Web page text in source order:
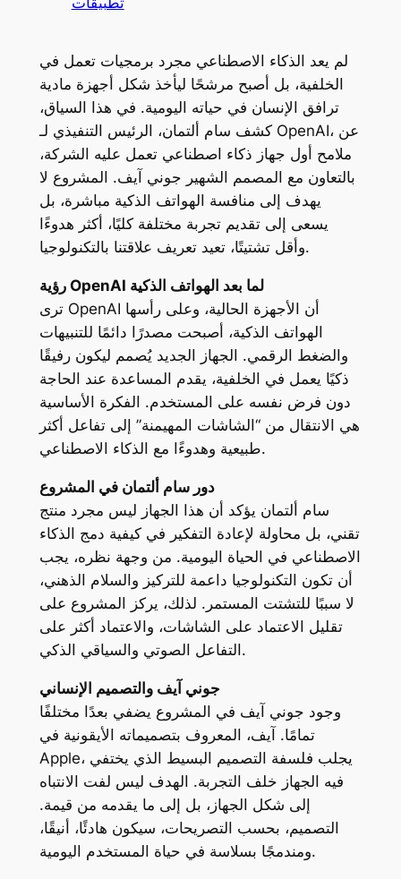
لم يعد الذكاء الاصطناعي مجرد برمجيات تعمل في
الخلفية، بل أصبح مرشحًا ليأخذ شكل أجهزة مادية
ترافق الإنسان في حياته اليومية. في هذا السياق،
كشف سام ألتمان، الرئيس التنفيذي لـ OpenAI، عن
ملامح أول جهاز ذكاء اصطناعي تعمل عليه الشركة،
بالتعاون مع المصمم الشهير جوني آيف. المشروع لا
يهدف إلى منافسة الهواتف الذكية مباشرة، بل
يسعى إلى تقديم تجربة مختلفة كليًا، أكثر هدوءًا
وأقل تشتيتًا، تعيد تعريف علاقتنا بالتكنولوجيا.
رؤية OpenAI لما بعد الهواتف الذكية
ترى OpenAI أن الأجهزة الحالية، وعلى رأسها
الهواتف الذكية، أصبحت مصدرًا دائمًا للتنبيهات
والضغط الرقمي. الجهاز الجديد يُصمم ليكون رفيقًا
ذكيًا يعمل في الخلفية، يقدم المساعدة عند الحاجة
دون فرض نفسه على المستخدم. الفكرة الأساسية
هي الانتقال من “الشاشات المهيمنة” إلى تفاعل أكثر
طبيعية وهدوءًا مع الذكاء الاصطناعي.
دور سام ألتمان في المشروع
سام ألتمان يؤكد أن هذا الجهاز ليس مجرد منتج
تقني، بل محاولة لإعادة التفكير في كيفية دمج الذكاء
الاصطناعي في الحياة اليومية. من وجهة نظره، يجب
أن تكون التكنولوجيا داعمة للتركيز والسلام الذهني،
لا سببًا للتشتت المستمر. لذلك، يركز المشروع على
تقليل الاعتماد على الشاشات، والاعتماد أكثر على
التفاعل الصوتي والسياقي الذكي.
جوني آيف والتصميم الإنساني
وجود جوني آيف في المشروع يضفي بعدًا مختلفًا
تمامًا. آيف، المعروف بتصميماته الأيقونية في
Apple، يجلب فلسفة التصميم البسيط الذي يختفي
فيه الجهاز خلف التجربة. الهدف ليس لفت الانتباه
إلى شكل الجهاز، بل إلى ما يقدمه من قيمة.
التصميم، بحسب التصريحات، سيكون هادئًا، أنيقًا،
ومندمجًا بسلاسة في حياة المستخدم اليومية.